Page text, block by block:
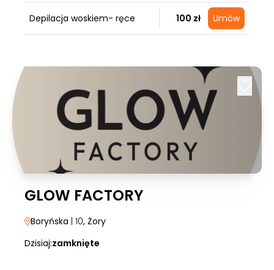
Depilacja woskiem- ręce 100 zł Umów
GLOW FACTORY
Boryńska | 10, Żory
Dzisiaj:zamknięte